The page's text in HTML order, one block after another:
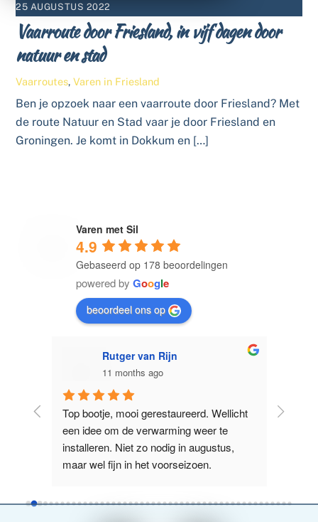
25 AUGUSTUS 2022
Vaarroute door Friesland, in vijf dagen door
natuur en stad
Vaarroutes,Varen in Friesland
Ben je opzoek naar een vaarroute door Friesland? Met
de route Natuur en Stad vaar je door Friesland en
Groningen. Je komt in Dokkum en […]
Varen met Sil
4.9
Gebaseerd op 178 beoordelingen
powered by Google
beoordeel ons op
Rutger van Rijn
11 months ago
Top bootje, mooi gerestaureerd. Wellicht
een idee om de verwarming weer te
installeren. Niet zo nodig in augustus,
maar wel fijn in het voorseizoen.
Prima